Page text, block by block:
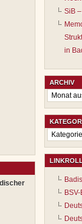
SiB
in
ARCHIV
Archiv